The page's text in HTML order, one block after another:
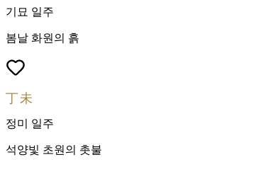
기묘 일주
봄날 화원의 흙
丁未
정미 일주
석양빛 초원의 촛불